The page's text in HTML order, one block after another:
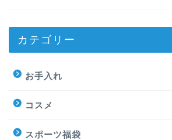
カテゴリー
お手入れ
コスメ
スポーツ福袋